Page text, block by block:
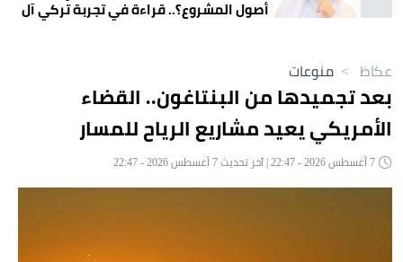
أصول المشروع؟.. قراءة في تجربة تركي آل
عكاظ > منوعات
بعد تجميدها من البنتاغون.. القضاء
الأمريكي يعيد مشاريع الرياح للمسار